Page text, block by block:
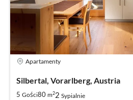
Apartamenty
Silbertal, Vorarlberg, Austria
5 Gości80 m22 Sypialnie